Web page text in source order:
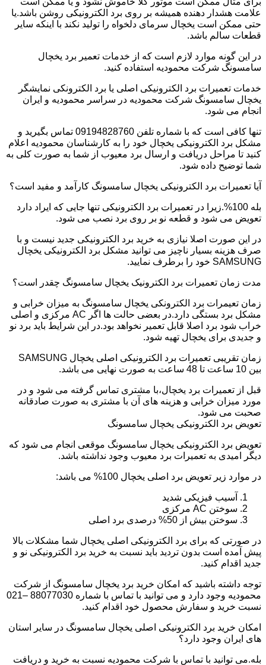
علامت هشدار دهنده همیشه بر روی برد الکترونیکی روشن باشد.یا
حتی ممکن است یخچال سرمای دلخواه را تولید نکند با اینکه سایر
قطعات سالم باشد.
در این گونه موارد لازم است که از خدمات تعمیر برد یخچال
سامسونگ شرکت محمودیه استفاده کنید.
خدمات تعمیرات برد الکترونیکی اصلی یا برد الکترونکی نمایشگر
یخچال سامسونگ شرکت محمودیه در سراسر محمودیه و ایران
انجام می شود.
تنها کافی است که با شماره تلفن 09194828760 تماس بگیرید و
مشکل برد الکترونیکی یخچال خود را به کارشناسان محمودیه اعلام
کنید تا مراحل دریافت و ارسال برد معیوب از شما به صورت کلی به
شما توضیح داده شود.
آیا تعمیرات برد الکترونیکی یخچال سامسونگ کارآمد و مفید است؟
بله 100%.زیرا در تعمیرات برد الکترونیکی تنها جایی که ایراد دارد
تعویض می شود و قطعه نو بر روی برد نصب می شود.
در این صورت اصلا نیازی به خرید برد الکترونیکی جدید نیست و با
صرف هزینه بسیار ناچیز می توانید مشکل برد الکترونیکی یخچال
SAMSUNG خود را برطرف نمایید.
مدت زمان تعمیرات برد الکترونیک یخچال سامسونگ چقدر است؟
زمان تعیمرات برد الکترونکی یخچال سامسونگ به میزان خرابی و
مشکل برد بستگی دارد.در بعضی حالت ها اگر AC مرکزی و اصلی
خراب شود برد اصلا قابل تعمیر نخواهد بود.در این شرایط باید برد نو
و جدیدی برای یخچال تهیه شود.
زمان تقریبی تعمیرات برد الکترونیکی اصلی یخچال SAMSUNG
بین 10 ساعت تا 48 ساعت به صورت نهایی می باشد.
قبل از تعمیرات برد یخچال،با مشتری تماس گرفته می شود و در
مورد میزان خرابی و هزینه های آن با مشتری به صورت صادقانه
صحبت می شود.
تعویض برد الکترونیکی یخچال سامسونگ
تعویض برد الکترونیکی یخچال سامسونگ موقعی انجام می شود که
دیگر امیدی به تعمیرات برد معیوب وجود نداشته باشد.
در موارد زیر تعویض برد اصلی یخچال 100% می باشد:
آسیب فیزیکی شدید
سوختن AC مرکزی
سوختن بیش از 50% درصدی برد اصلی
در صورتی که برای برد الکترونیکی اصلی یخچال شما مشکلات بالا
پیش آمده است بدون تردید باید نسبت به خرید برد الکترونیکی نو و
جدید اقدام کنید.
توجه داشته باشید که امکان خرید برد یخچال سامسونگ از شرکت
محمودیه وجود دارد و می توانید با تماس با شماره 88077030 –021
نسبت خرید و سفارش محصول خود اقدام کنید.
امکان خرید برد الکترونیکی اصلی یخچال سامسونگ در سایر استان
های ایران وجود دارد؟
بله.می توانید با تماس با شرکت محمودیه نسبت به خرید و دریافت